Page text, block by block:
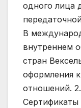
одного лица
В
внутреннем
стран
оформления
отношений.